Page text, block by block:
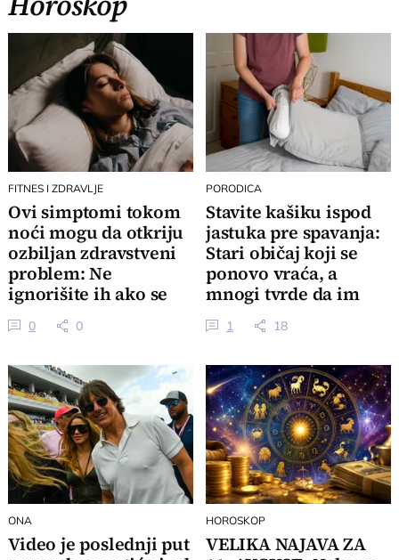
FITNES I ZDRAVLJE
Ovi simptomi tokom
noći mogu da otkriju
ozbiljan zdravstveni
problem: Ne
ignorišite ih ako se
često ponavljaju
0 0
PORODICA
Stavite kašiku ispod
jastuka pre spavanja:
Stari običaj koji se
ponovo vraća, a
mnogi tvrde da im
pomaže
1 18
ONA
Video je poslednji put
HOROSKOP
VELIKA NAJAVA ZA